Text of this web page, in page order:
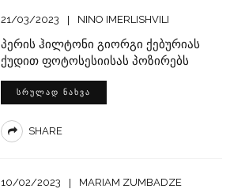
21/03/2023 NINO IMERLISHVILI
პერის ჰილტონი გიორგი ქებურიას
ქუდით ფოტოსესიისას პოზირებს
ᲡᲠᲣᲚᲐᲓ ᲜᲐᲮᲕᲐ
SHARE
10/02/2023 MARIAM ZUMBADZE